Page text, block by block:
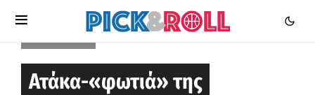
Ατάκα-«φωτιά» της